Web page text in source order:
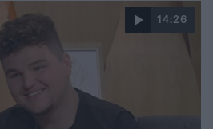
témanapokon válaszokat
egyre súlyosabb problémákra. A
a vidámság sem marad el:
a műsorvezetőket, ezúttal
14:26